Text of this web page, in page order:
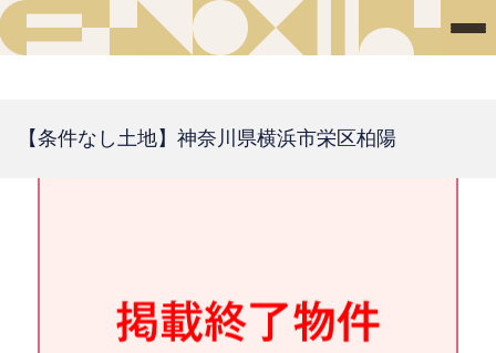
【条件なし土地】神奈川県横浜市栄区柏陽